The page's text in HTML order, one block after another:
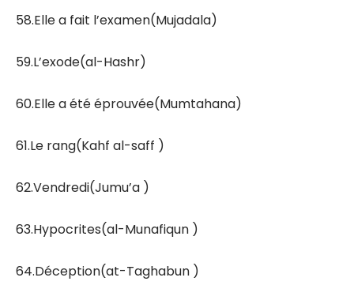
58.Elle a fait l’examen(Mujadala)
59.L’exode(al-Hashr)
60.Elle a été éprouvée(Mumtahana)
61.Le rang(Kahf al-saff )
62.Vendredi(Jumu’a )
63.Hypocrites(al-Munafiqun )
64.Déception(at-Taghabun )